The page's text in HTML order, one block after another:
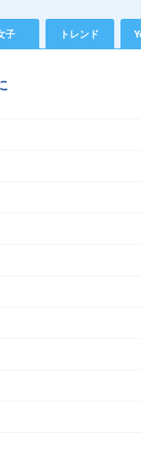
子 トレンド